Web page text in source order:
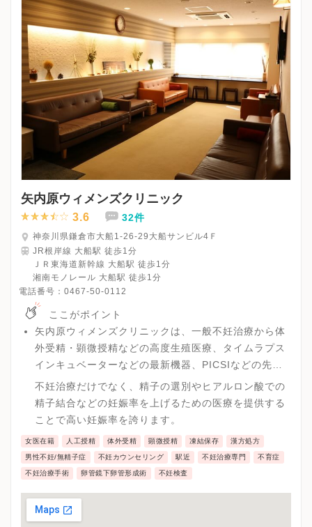
矢内原ウィメンズクリニック
3.6 32件
神奈川県鎌倉市大船1-26-29大船サンビル4Ｆ
JR根岸線 大船駅 徒歩1分
ＪＲ東海道新幹線 大船駅 徒歩1分
湘南モノレール 大船駅 徒歩1分
電話番号： 0467-50-0112
ここがポイント
矢内原ウィメンズクリニックは、一般不妊治療から体
外受精・顕微授精などの高度生殖医療、タイムラプス
インキュベーターなどの最新機器、PICSIなどの先端
医療を提供しています。
不妊治療だけでなく、精子の選別やヒアルロン酸での
精子結合などの妊娠率を上げるための医療を提供する
ことで高い妊娠率を誇ります。
女医在籍 人工授精 体外受精 顕微授精 凍結保存 漢方処方
男性不妊/無精子症 不妊カウンセリング 駅近 不妊治療専門 不育症
不妊治療手術 卵管鏡下卵管形成術 不妊検査